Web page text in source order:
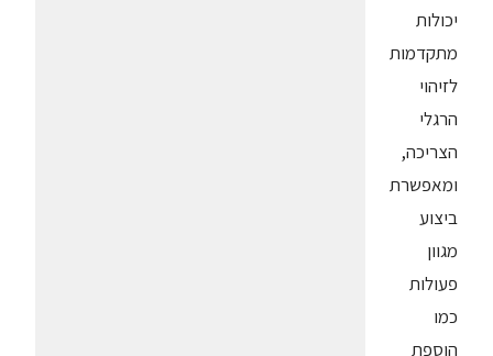
יכולות
מתקדמות
לזיהוי
הרגלי
הצריכה,
ומאפשרת
ביצוע
מגוון
פעולות
כמו
הוספת